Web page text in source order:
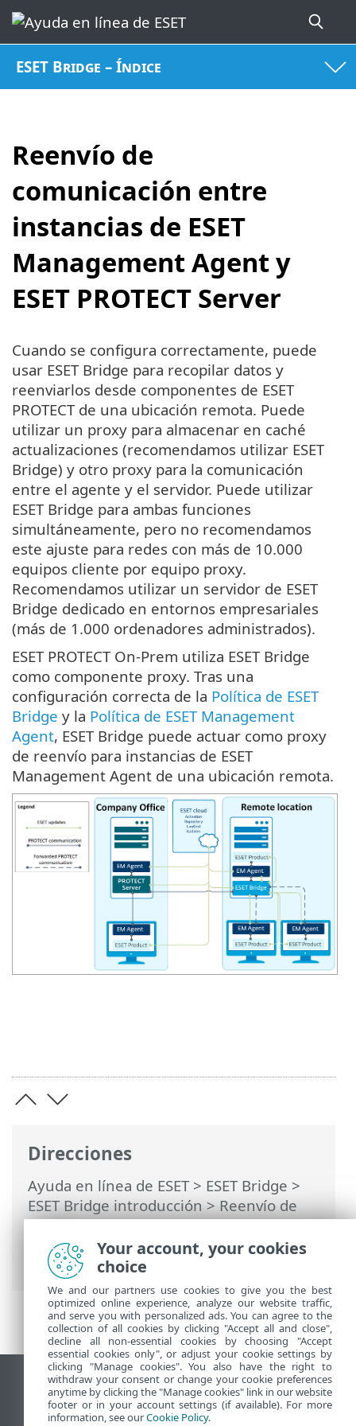
ESET Bridge – Índice
Reenvío de
comunicación entre
instancias de ESET
Management Agent y
ESET PROTECT Server
Direcciones
Ayuda en línea de ESET> ESET Bridge >
ESET Bridge introducción> Reenvío de
comunicación entre instancias de ESET
Management Agent y ESET PROTECT
Server
Cuando se configura correctamente, puede
usar ESET Bridge para recopilar datos y
reenviarlos desde componentes de ESET
PROTECT de una ubicación remota. Puede
utilizar un proxy para almacenar en caché
actualizaciones (recomendamos utilizar ESET
Bridge) y otro proxy para la comunicación
entre el agente y el servidor. Puede utilizar
ESET Bridge para ambas funciones
simultáneamente, pero no recomendamos
este ajuste para redes con más de 10.000
equipos cliente por equipo proxy.
Recomendamos utilizar un servidor de ESET
Bridge dedicado en entornos empresariales
(más de 1.000 ordenadores administrados).
ESET PROTECT On-Prem utiliza ESET Bridge
como componente proxy. Tras una
configuración correcta de la Política de ESET
Bridge y la Política de ESET Management
Agent, ESET Bridge puede actuar como proxy
de reenvío para instancias de ESET
Management Agent de una ubicación remota.
Ver sitio para ordenador
End of Life
Your account, your cookies
choice
We and our partners use cookies to give you the best
optimized online experience, analyze our website traffic,
and serve you with personalized ads. You can agree to the
collection of all cookies by clicking "Accept all and close",
decline all non-essential cookies by choosing "Accept
essential cookies only", or adjust your cookie settings by
clicking "Manage cookies". You also have the right to
withdraw your consent or change your cookie preferences
anytime by clicking the "Manage cookies" link in our website
footer or in your account settings (if available). For more
information, see ourCookie Policy.